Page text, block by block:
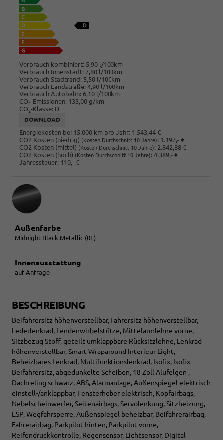
Verbrauch kombiniert: 5,90 l/100km
Verbrauch Innenstadt: 7,80 l/100km
Verbrauch Stadtrand: 5,50 l/100km
Verbrauch Landstraße: 4,90 l/100km
Verbrauch Autobahn: 6,10 l/100km
CO2-Emissionen: 133,00 g/km
CO2-Klasse: D
DOWNLOAD
Energiekosten bei 15.000 km pro Jahr: 1.543,44 €
CO2 Kosten (niedrig) (Kosten Durchschnitt 10 Jahre): 1.197,- €
CO2 Kosten (mittel) (Kosten Durchschnitt 10 Jahre): 2.842,88 €
CO2 Kosten (hoch) (Kosten Durchschnitt 10 Jahre): 4.389,- €
Jahressteuer: 110,- €
Außenfarbe
Midnight Black Metallic (0E)
Innenausstattung
auf Anfrage
BESCHREIBUNG
Beifahrersitz höhenverstellbar, Fahrersitz höhenverstellbar,
Lederlenkrad, Lendenwirbelstütze, Mittelarmlehne vorne,
Sitzbezug Stoff, geteilt umklappbare Rücksitzlehne, Lenkrad
höhenverstellbar, Smart Wraparound Interieur Light,
Beheizbares Lenkrad, Multifunktionslenkrad, Isofix, Isofix
Beifahrersitz, abgedunkelte Scheiben, 18 Zoll Alufelgen ,
Dachreling schwarz, ABS, Alarmanlage, Außenspiegel elektrisch
einstell-/anklappbar, Fensterheber elektrisch, Kopfairbags,
Nebelscheinwerfer, Seitenairbags, Servolenkung, Sitzheizung,
ESP, Wegfahrsperre, Außenspiegel beheizbar, Beifahrerairbag,
Fahrerairbag, Parkpilot hinten, Parkpilot vorne,
Reifendruckkontrolle, Regensensor, Lichtsensor, Digital